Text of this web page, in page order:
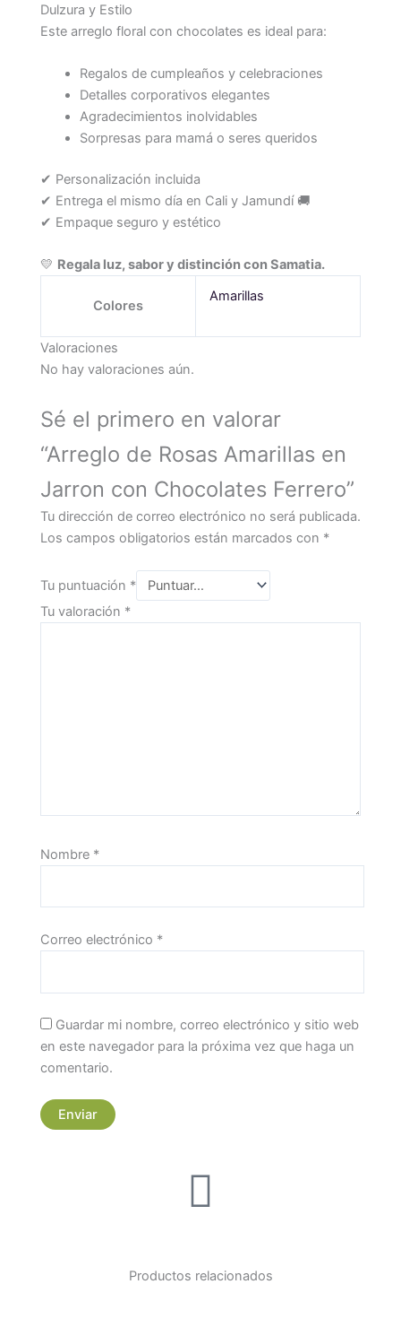
Dulzura y Estilo
Este arreglo floral con chocolates es ideal para:
Regalos de cumpleaños y celebraciones
Detalles corporativos elegantes
Agradecimientos inolvidables
Sorpresas para mamá o seres queridos
✔ Personalización incluida
✔ Entrega el mismo día en Cali y Jamundí 🚚
✔ Empaque seguro y estético
💛 Regala luz, sabor y distinción con Samatia.
Colores
Amarillas
Valoraciones
No hay valoraciones aún.
Sé el primero en valorar
“Arreglo de Rosas Amarillas en
Jarron con Chocolates Ferrero”
Tu dirección de correo electrónico no será publicada.
Los campos obligatorios están marcados con *
Tu puntuación *
Tu valoración *
Nombre *
Correo electrónico *
Guardar mi nombre, correo electrónico y sitio web
en este navegador para la próxima vez que haga un
comentario.
Productos relacionados